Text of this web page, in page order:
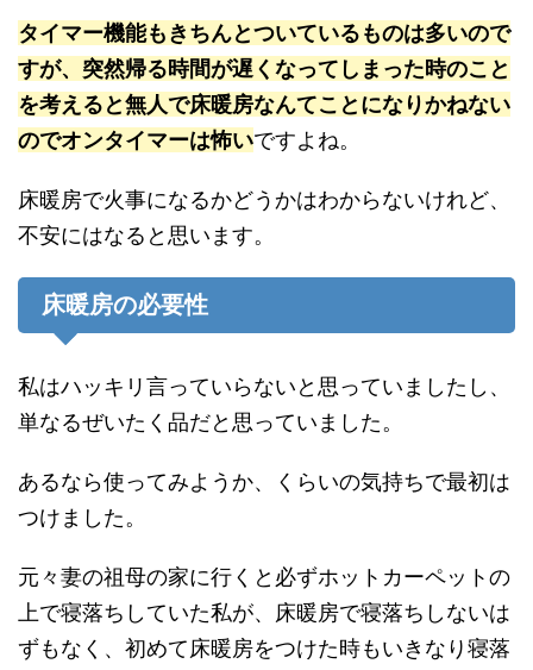
タイマー機能もきちんとついているものは多いので
すが、突然帰る時間が遅くなってしまった時のこと
を考えると無人で床暖房なんてことになりかねない
のでオンタイマーは怖いですよね。
床暖房で火事になるかどうかはわからないけれど、
不安にはなると思います。
床暖房の必要性
私はハッキリ言っていらないと思っていましたし、
単なるぜいたく品だと思っていました。
あるなら使ってみようか、くらいの気持ちで最初は
つけました。
元々妻の祖母の家に行くと必ずホットカーペットの
上で寝落ちしていた私が、床暖房で寝落ちしないは
ずもなく、初めて床暖房をつけた時もいきなり寝落